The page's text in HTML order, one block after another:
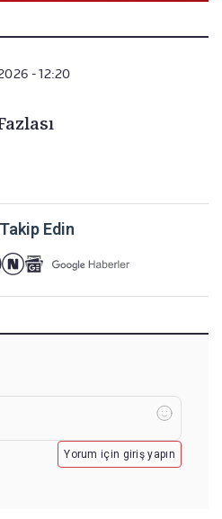
- 12:20
Edin
Yorum için giriş yapın